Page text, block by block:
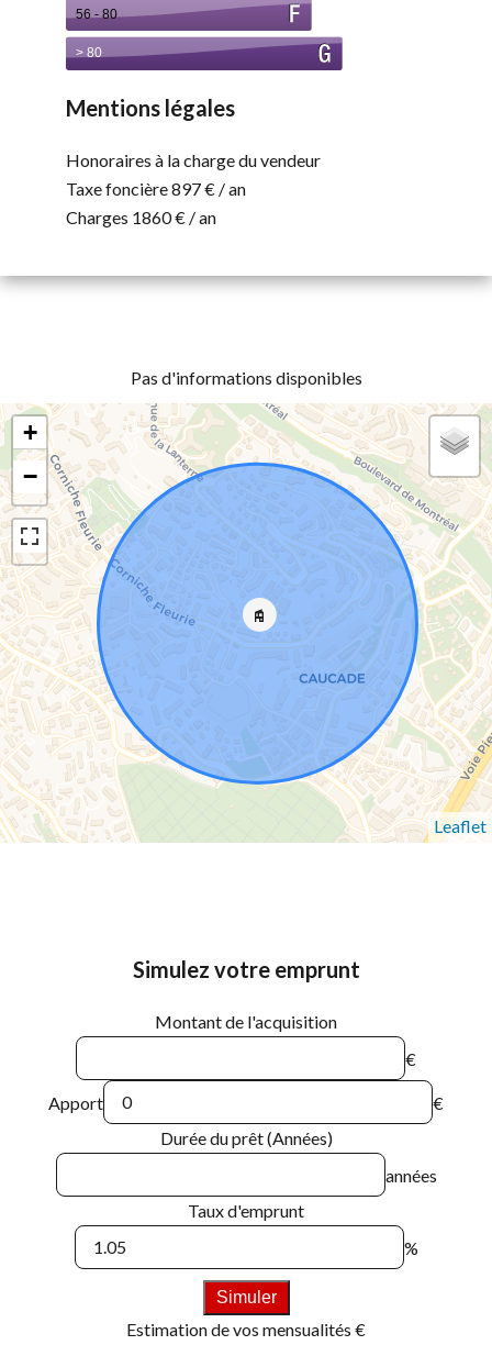
Mentions légales
Honoraires à la charge du vendeur
Taxe foncière897 € / an
Charges 1860 € / an
Pas d'informations disponibles
+
−
Leaflet
Simulez votre emprunt
Montant de l'acquisition
€
Apport
€
Durée du prêt (Années)
années
Taux d'emprunt
%
Simuler
Estimation de vos mensualités €